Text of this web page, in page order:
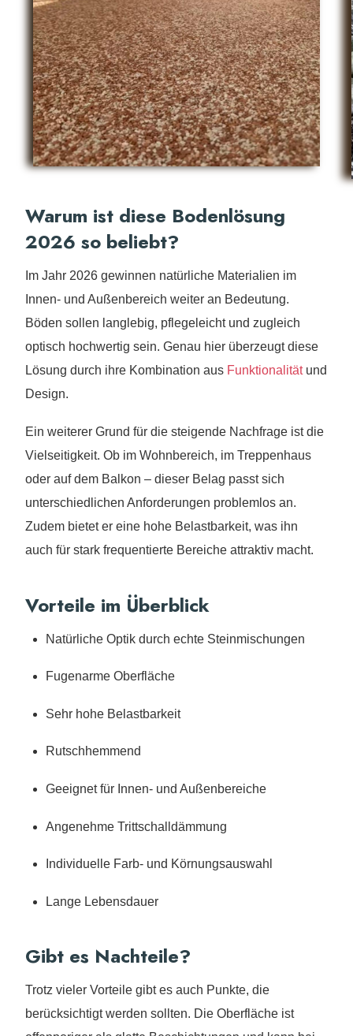
Warum ist diese Bodenlösung
2026 so beliebt?
Im Jahr 2026 gewinnen natürliche Materialien im
Innen- und Außenbereich weiter an Bedeutung.
Böden sollen langlebig, pflegeleicht und zugleich
optisch hochwertig sein. Genau hier überzeugt diese
Lösung durch ihre Kombination aus Funktionalitätund
Design.
Ein weiterer Grund für die steigende Nachfrage ist die
Vielseitigkeit. Ob im Wohnbereich, im Treppenhaus
oder auf dem Balkon – dieser Belag passt sich
unterschiedlichen Anforderungen problemlos an.
Zudem bietet er eine hohe Belastbarkeit, was ihn
auch für stark frequentierte Bereiche attraktiv macht.
Vorteile im Überblick
Natürliche Optik durch echte Steinmischungen
Fugenarme Oberfläche
Sehr hohe Belastbarkeit
Rutschhemmend
Geeignet für Innen- und Außenbereiche
Angenehme Trittschalldämmung
Individuelle Farb- und Körnungsauswahl
Lange Lebensdauer
Gibt es Nachteile?
Trotz vieler Vorteile gibt es auch Punkte, die
berücksichtigt werden sollten. Die Oberfläche ist